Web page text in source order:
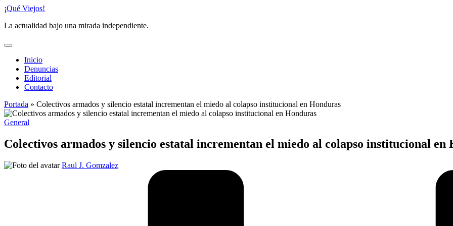
Saltar
contenido
¡Qué Viejos!
La actualidad bajo una mirada independiente.
Inicio
Denuncias
Editorial
Contacto
Portada » Colectivos armados y silencio estatal incrementan el miedo al colapso institucional en Honduras
Publicado
General
Colectivos armados y silencio estatal incrementan el miedo al colapso institucional en
Publicado
Raul J. Gomzalez